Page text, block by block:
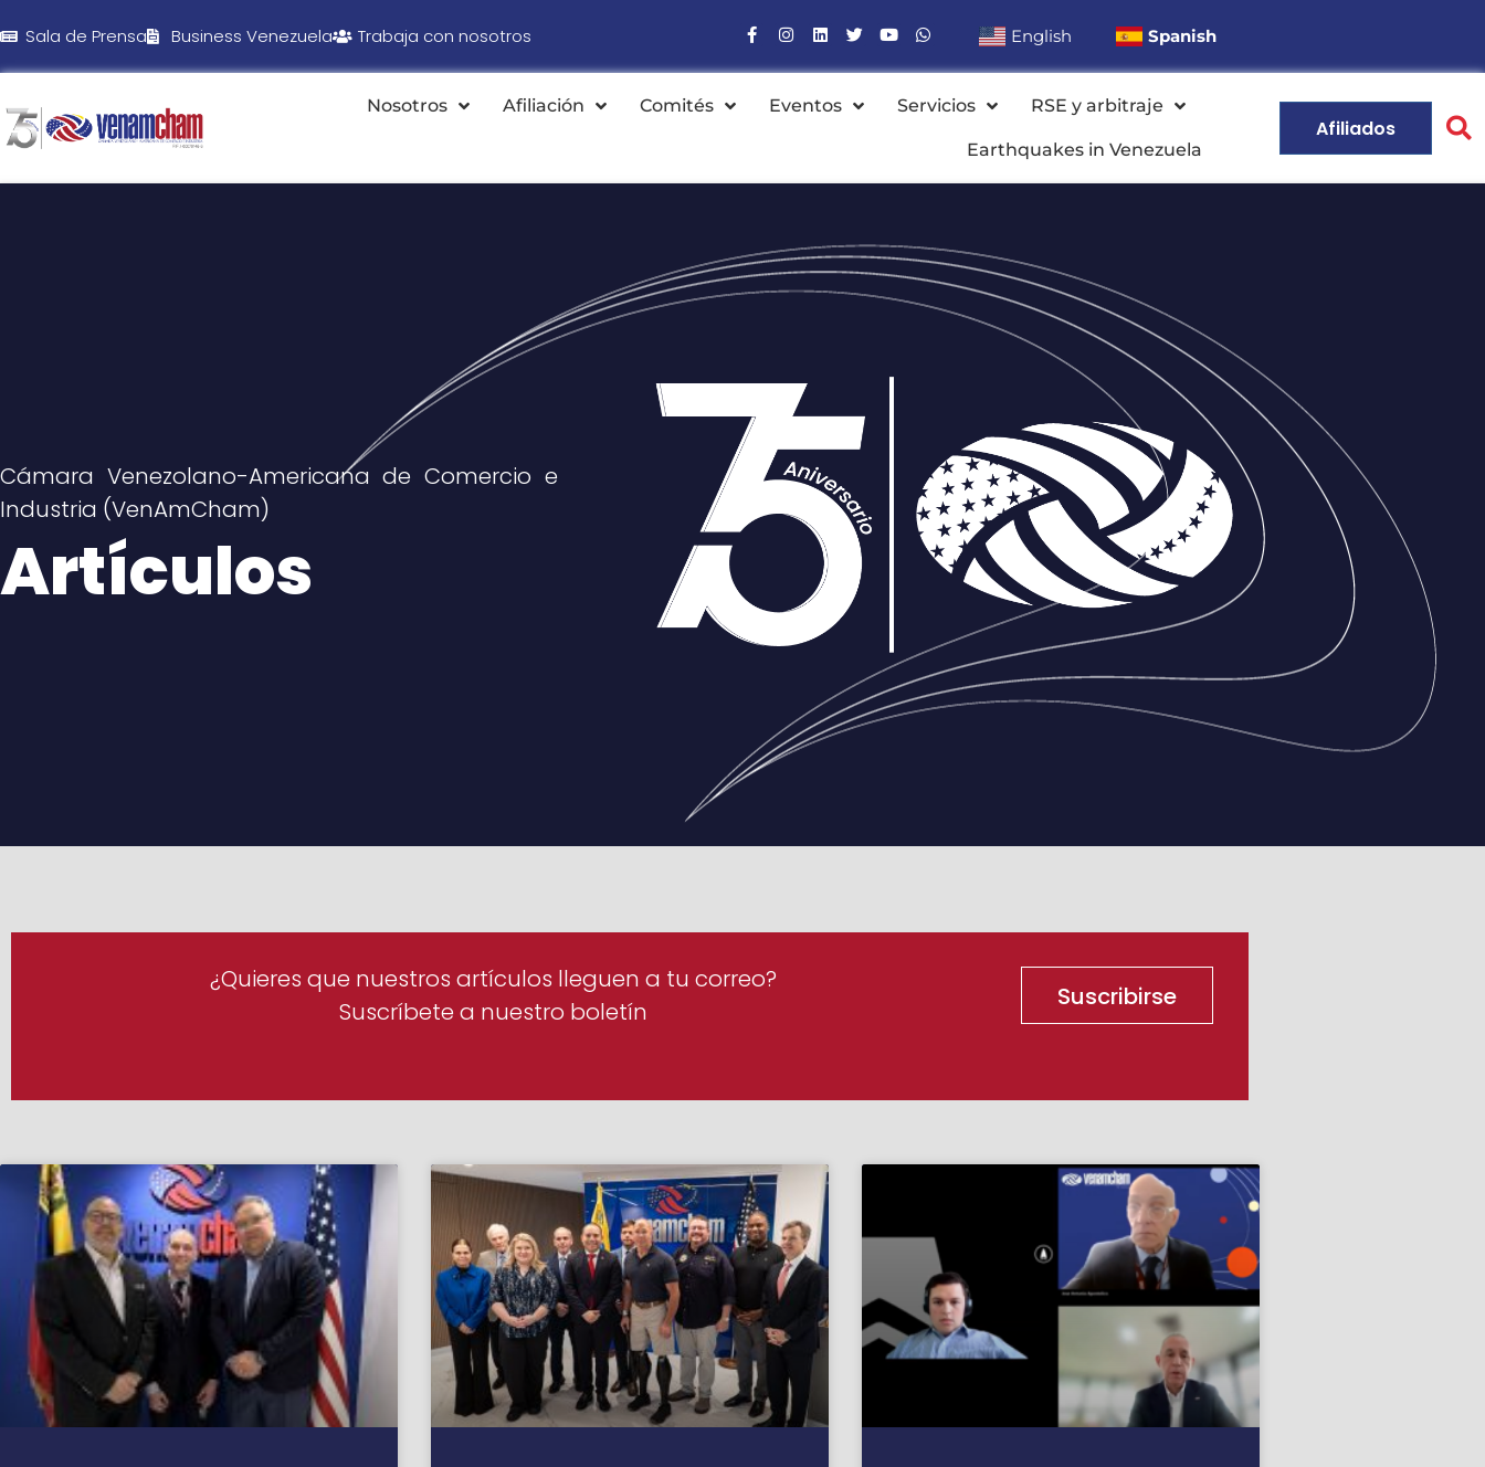
Sala de Prensa Business Venezuela Trabaja con nosotros English Spanish
Nosotros Afiliación Comités Eventos Servicios RSE y arbitraje
Earthquakes in Venezuela
Afiliados
Cámara Venezolano-Americana de Comercio e
Industria (VenAmCham)
Artículos
¿Quieres que nuestros artículos lleguen a tu correo?
Suscríbete a nuestro boletín
Suscribirse